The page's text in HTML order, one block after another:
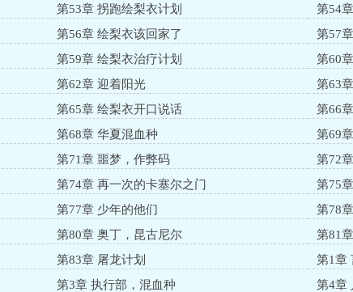
第53章 拐跑绘梨衣计划
第54
第56章 绘梨衣该回家了
第57
第59章 绘梨衣治疗计划
第60
第62章 迎着阳光
第63
第65章 绘梨衣开口说话
第66
第68章 华夏混血种
第69
第71章 噩梦，作弊码
第72
第74章 再一次的卡塞尔之门
第75
第77章 少年的他们
第78
第80章 奥丁，昆古尼尔
第81
第83章 屠龙计划
第1章
第3章 执行部，混血种
第4章